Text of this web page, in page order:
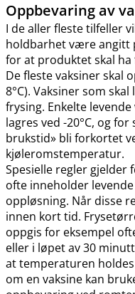
Oppbevaring av
I de aller fleste tilfeller
holdbarhet være angitt
for at produktet skal
De fleste vaksiner skal
8°C). Vaksiner som
frysing. Enkelte
lagres ved -20°C, og
brukstid» bli forkortet
kjøleromstemperatur.
Spesielle regler gjelder
ofte inneholder
oppløsning. Når disse
innen kort tid.
oppgis for eksempel
eller i løpet av 30
at temperaturen
om en vaksine kan